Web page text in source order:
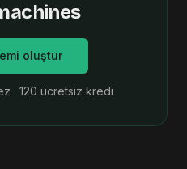
oluştur
· 120 ücretsiz kredi